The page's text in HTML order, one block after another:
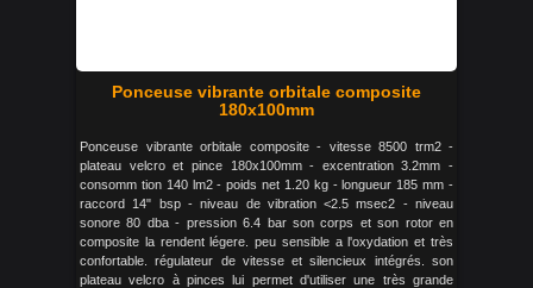
Ponceuse vibrante orbitale composite
180x100mm
Ponceuse vibrante orbitale composite - vitesse 8500 trm2 -
plateau velcro et pince 180x100mm - excentration 3.2mm -
consomm tion 140 lm2 - poids net 1.20 kg - longueur 185 mm -
raccord 14" bsp - niveau de vibration <2.5 msec2 - niveau
sonore 80 dba - pression 6.4 bar son corps et son rotor en
composite la rendent légere. peu sensible a l'oxydation et très
confortable. régulateur de vitesse et silencieux intégrés. son
plateau velcro à pinces lui permet d'utiliser une très grande